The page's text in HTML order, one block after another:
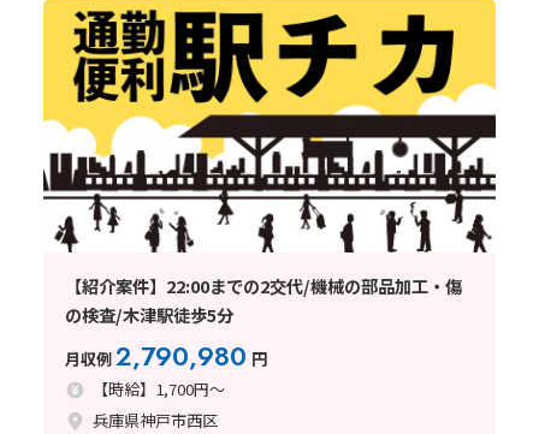
【紹介案件】22:00までの2交代/機械の部品加工・傷
の検査/木津駅徒歩5分
月収例2,790,980 円
【時給】1,700円～
兵庫県神戸市西区